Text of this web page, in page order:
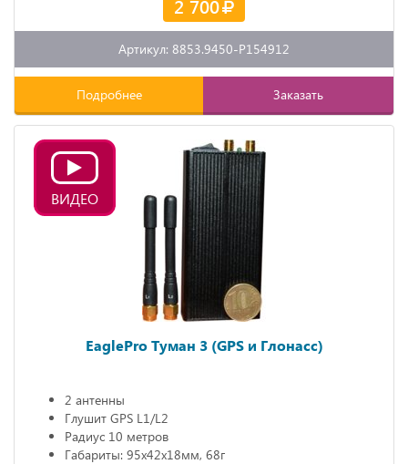
2 700
Артикул: 8853.9450-P154912
Подробнее Заказать
ВИДЕО
EaglePro Туман 3 (GPS и Глонасс)
2 антенны
Глушит GPS L1/L2
Радиус 10 метров
Габариты: 95х42х18мм, 68г